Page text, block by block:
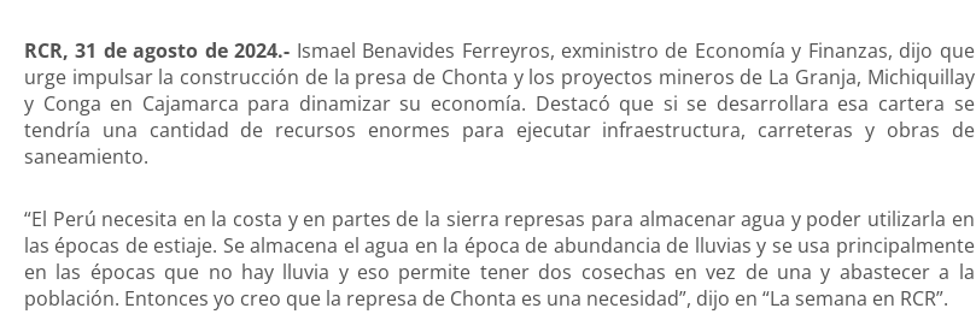
RCR, 31 de agosto de 2024.- Ismael Benavides Ferreyros, exministro de Economía y Finanzas, dijo que
urge impulsar la construcción de la presa de Chonta y los proyectos mineros de La Granja, Michiquillay
y Conga en Cajamarca para dinamizar su economía. Destacó que si se desarrollara esa cartera se
tendría una cantidad de recursos enormes para ejecutar infraestructura, carreteras y obras de
saneamiento.
“El Perú necesita en la costa y en partes de la sierra represas para almacenar agua y poder utilizarla en
las épocas de estiaje. Se almacena el agua en la época de abundancia de lluvias y se usa principalmente
en las épocas que no hay lluvia y eso permite tener dos cosechas en vez de una y abastecer a la
población. Entonces yo creo que la represa de Chonta es una necesidad”, dijo en “La semana en RCR”.